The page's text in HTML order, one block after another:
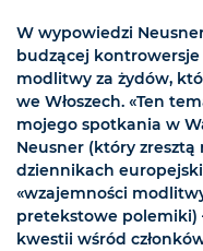
W wypowiedzi
budzącej
modlitwy za żydów,
we Włoszech. «Ten
mojego spotkania w
Neusner (który
dziennikach
«wzajemności
pretekstowe polemiki)
kwestii wśród